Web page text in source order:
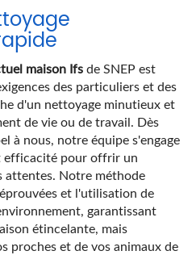
maison Ifsde SNEP est
des particuliers et des
d'un nettoyage minutieux et
de vie ou de travail. Dès
à nous, notre équipe s'engage
efficacité pour offrir un
attentes. Notre méthode
et l'utilisation de
garantissant
étincelante, mais
proches et de vos animaux de